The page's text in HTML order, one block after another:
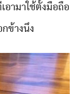
อามาใช้ตั้งมือถือ
ข้างนึง